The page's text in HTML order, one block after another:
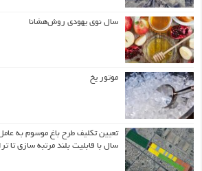
سال نوی یهودی روش‌هشانا
موتور یخ
سال با قابلیت بلند مرتبه سازی تا تراکم ۶۰۰